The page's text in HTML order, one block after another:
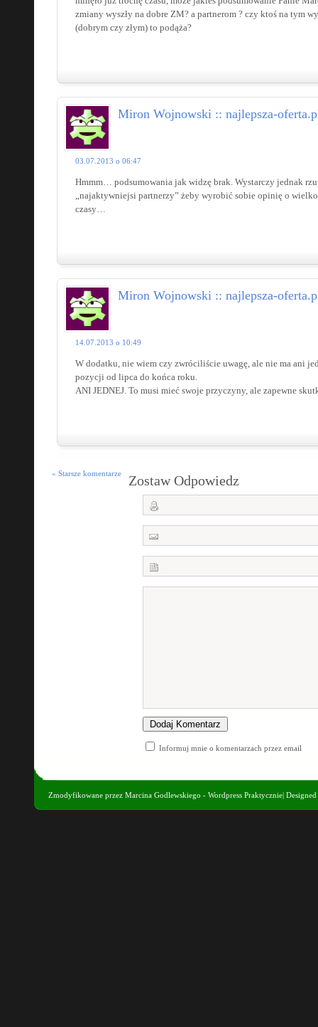
zmiany wyszły na dobre ZM? a partnerom ? czy ktoś na tym
(dobrym czy złym) to podąża?
Miron Wojnowski :: najlepsza-
03.07.2013 o 06:47
Hmmm… podsumowania jak widzę brak. Wystarczy jednak
„najaktywniejsi partnerzy” żeby wyrobić sobie opinię o
czasy…
Miron Wojnowski :: najlepsza-
14.07.2013 o 10:49
W dodatku, nie wiem czy zwróciliście uwagę, ale nie ma ani
pozycji od lipca do końca roku.
ANI JEDNEJ. To musi mieć swoje przyczyny, ale zapewne
« Starsze komentarze Zostaw Odpowiedz
Informuj mnie o komentarzach przez email
Zmodyfikowane przez Marcina Godlewskiego - Wordpress Praktycznie|